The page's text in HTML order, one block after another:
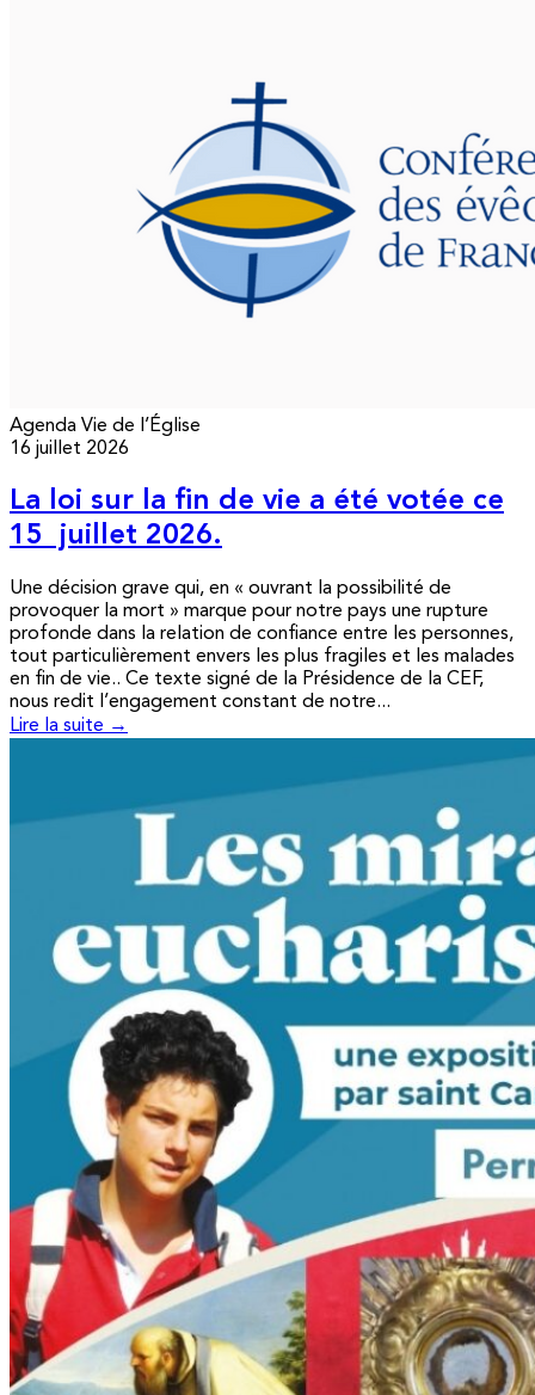
Agenda Vie de l’Église
16 juillet 2026
La loi sur la fin de vie a été votée ce
15 juillet 2026.
Une décision grave qui, en « ouvrant la possibilité de
provoquer la mort » marque pour notre pays une rupture
profonde dans la relation de confiance entre les personnes,
tout particulièrement envers les plus fragiles et les malades
en fin de vie.. Ce texte signé de la Présidence de la CEF,
nous redit l’engagement constant de notre...
Lire la suite →